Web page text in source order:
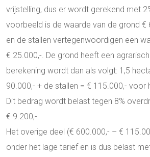
vrijstelling, dus er wordt gerekend met
voorbeeld is de waarde van de grond €
en de stallen vertegenwoordigen een
€ 25.000,-. De grond heeft een
berekening wordt dan als volgt: 1,5
90.000,- + de stallen = € 115.000,- voor
Dit bedrag wordt belast tegen 8%
€ 9.200,-.
Het overige deel (€ 600.000,- – €
onder het lage tarief en is dus belast